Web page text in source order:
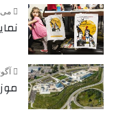
می 14, 2017